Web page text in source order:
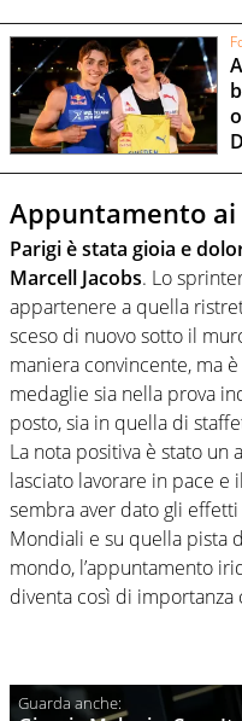
Appuntamento
Parigi è stata gioia e
Marcell Jacobs. Lo
appartenere a quella
sceso di nuovo sotto il
maniera convincente, ma
medaglie sia nella prova
posto, sia in quella di
La nota positiva è stato
lasciato lavorare in pace e il
sembra aver dato gli
Mondiali e su quella pista
mondo, l’appuntamento
diventa così di importanza